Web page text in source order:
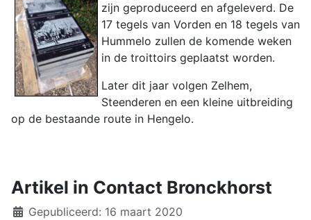
zijn geproduceerd en afgeleverd. De
17 tegels van Vorden en 18 tegels van
Hummelo zullen de komende weken
in de troittoirs geplaatst worden.
Later dit jaar volgen Zelhem,
Steenderen en een kleine uitbreiding
op de bestaande route in Hengelo.
Artikel in Contact Bronckhorst
DetailsGepubliceerd: 16 maart 2020